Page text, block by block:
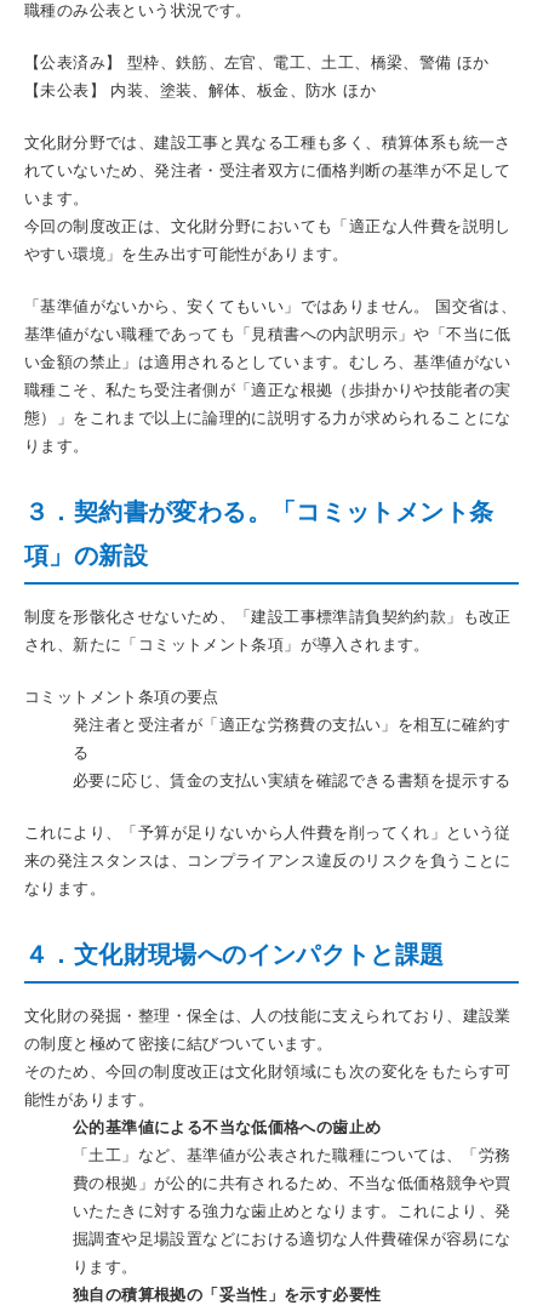
職種のみ公表という状況です。
【公表済み】 型枠、鉄筋、左官、電工、土工、橋梁、警備 ほか
【未公表】 内装、塗装、解体、板金、防水 ほか
文化財分野では、建設工事と異なる工種も多く、積算体系も統一さ
れていないため、発注者・受注者双方に価格判断の基準が不足して
います。
今回の制度改正は、文化財分野においても「適正な人件費を説明し
やすい環境」を生み出す可能性があります。
「基準値がないから、安くてもいい」ではありません。 国交省は、
基準値がない職種であっても「見積書への内訳明示」や「不当に低
い金額の禁止」は適用されるとしています。むしろ、基準値がない
職種こそ、私たち受注者側が「適正な根拠（歩掛かりや技能者の実
態）」をこれまで以上に論理的に説明する力が求められることにな
ります。
３．契約書が変わる。「コミットメント条
項」の新設
制度を形骸化させないため、「建設工事標準請負契約約款」も改正
され、新たに「コミットメント条項」が導入されます。
コミットメント条項の要点
発注者と受注者が「適正な労務費の支払い」を相互に確約す
る
必要に応じ、賃金の支払い実績を確認できる書類を提示する
これにより、「予算が足りないから人件費を削ってくれ」という従
来の発注スタンスは、コンプライアンス違反のリスクを負うことに
なります。
４．文化財現場へのインパクトと課題
文化財の発掘・整理・保全は、人の技能に支えられており、建設業
の制度と極めて密接に結びついています。
そのため、今回の制度改正は文化財領域にも次の変化をもたらす可
能性があります。
公的基準値による不当な低価格への歯止め
「土工」など、基準値が公表された職種については、「労務
費の根拠」が公的に共有されるため、不当な低価格競争や買
いたたきに対する強力な歯止めとなります。これにより、発
掘調査や足場設置などにおける適切な人件費確保が容易にな
ります。
独自の積算根拠の「妥当性」を示す必要性